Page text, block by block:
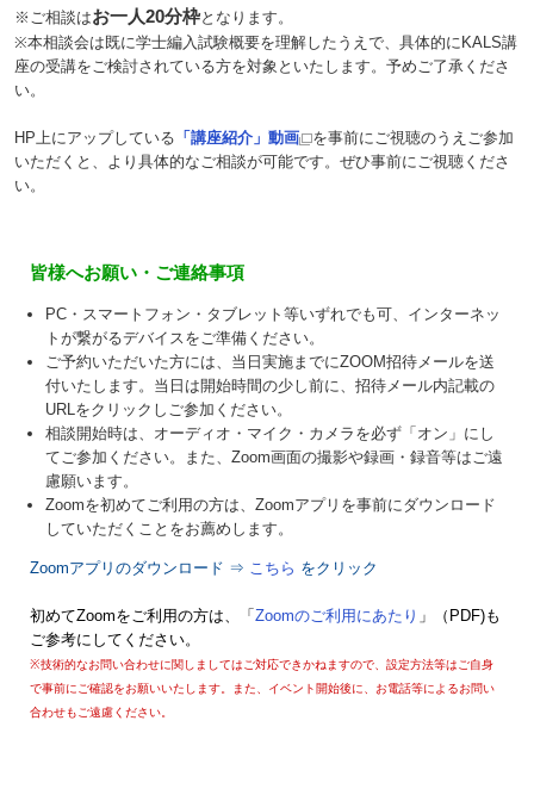
※ご相談はお一人20分枠となります。
※本相談会は既に学士編入試験概要を理解したうえで、具体的にKALS講
座の受講をご検討されている方を対象といたします。予めご了承くださ
い。
HP上にアップしている 「講座紹介」動画
を事前にご視聴のうえご参加
いただくと、より具体的なご相談が可能です。ぜひ事前にご視聴くださ
い。
皆様へお願い・ご連絡事項
PC・スマートフォン・タブレット等いずれでも可、インターネッ
トが繋がるデバイスをご準備ください。
ご予約いただいた方には、当日実施までにZOOM招待メールを送
付いたします。当日は開始時間の少し前に、招待メール内記載の
URLをクリックしご参加ください。
相談開始時は、オーディオ・マイク・カメラを必ず「オン」にし
てご参加ください。また、Zoom画面の撮影や録画・録音等はご遠
慮願います。
Zoomを初めてご利用の方は、Zoomアプリを事前にダウンロード
していただくことをお薦めします。
Zoomアプリのダウンロード ⇒ こちら をクリック
初めてZoomをご利用の方は、「Zoomのご利用にあたり 」（PDF)も
ご参考にしてください。
※技術的なお問い合わせに関しましてはご対応できかねますので、設定方法等はご自身
で事前にご確認をお願いいたします。また、イベント開始後に、お電話等によるお問い
合わせもご遠慮ください。